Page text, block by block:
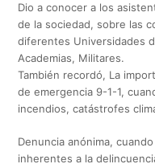
Dio a conocer a los
de la sociedad, sobre las
diferentes Universidades
Academias, Militares.
También recordó, La
de emergencia 9-1-1,
incendios, catástrofes
Denuncia anónima,
inherentes a la